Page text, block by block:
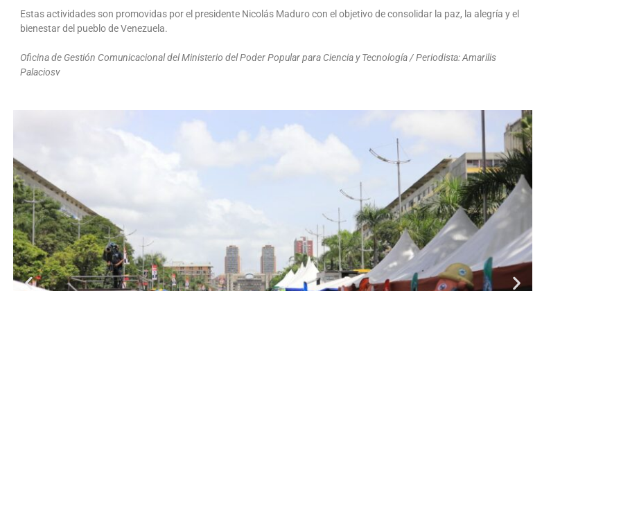
Estas actividades son promovidas por el presidente Nicolás Maduro con el objetivo de consolidar la paz, la alegría y el
bienestar del pueblo de Venezuela.
Oficina de Gestión Comunicacional del Ministerio del Poder Popular para Ciencia y Tecnología / Periodista: Amarilis
Palaciosv